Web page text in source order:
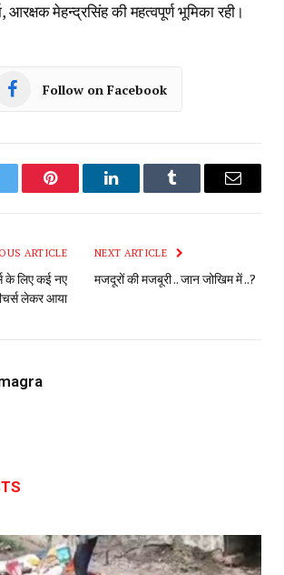
आरक्षक मेहन्द्रसिंह की महत्वपूर्ण भूमिका रही।
Follow on Facebook
Pinterest LinkedInTumblr Email
ARTICLE
के लिए कई नए
लेकर आया
NEXT ARTICLE
मजदूरों की मजबूरी .. जान जोखिम में ..?